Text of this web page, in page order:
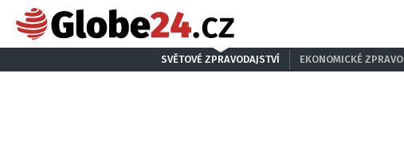
SVĚTOVÉ ZPRAVODAJSTVÍ EKONOMICKÉ